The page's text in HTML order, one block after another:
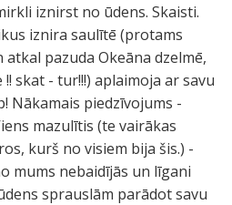
iznirst no ūdens. Skaisti.
iznira saulītē (protams
pazuda Okeāna dzelmē,
skat - tur!!!) aplaimoja ar savu
Nākamais piedzīvojums -
mazulītis (te vairākas
kurš no visiem bija šis.) -
mums nebaidījās un līgani
sprauslām parādot savu